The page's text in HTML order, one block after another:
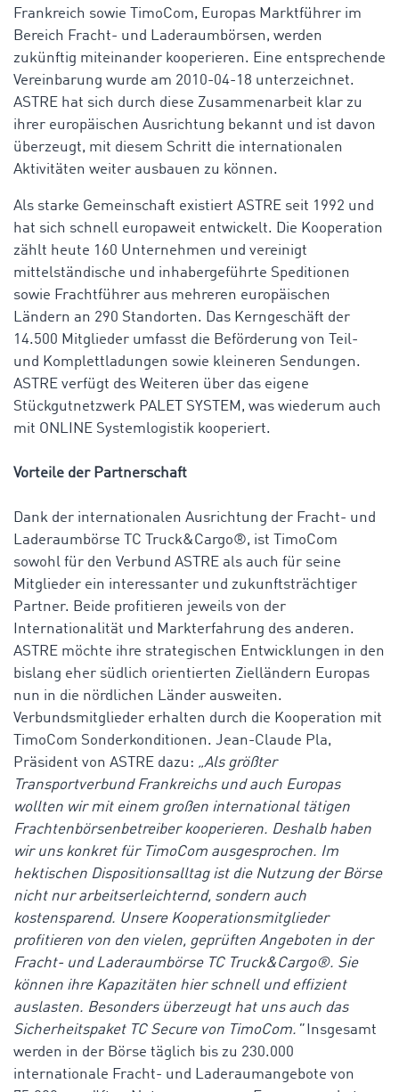
Frankreich sowie TimoCom, Europas Marktführer im
Bereich Fracht- und Laderaumbörsen, werden
zukünftig miteinander kooperieren. Eine entsprechende
Vereinbarung wurde am 2010-04-18 unterzeichnet.
ASTRE hat sich durch diese Zusammenarbeit klar zu
ihrer europäischen Ausrichtung bekannt und ist davon
überzeugt, mit diesem Schritt die internationalen
Aktivitäten weiter ausbauen zu können.
Als starke Gemeinschaft existiert ASTRE seit 1992 und
hat sich schnell europaweit entwickelt. Die Kooperation
zählt heute 160 Unternehmen und vereinigt
mittelständische und inhabergeführte Speditionen
sowie Frachtführer aus mehreren europäischen
Ländern an 290 Standorten. Das Kerngeschäft der
14.500 Mitglieder umfasst die Beförderung von Teil-
und Komplettladungen sowie kleineren Sendungen.
ASTRE verfügt des Weiteren über das eigene
Stückgutnetzwerk PALET SYSTEM, was wiederum auch
mit ONLINE Systemlogistik kooperiert.
Vorteile der Partnerschaft
Dank der internationalen Ausrichtung der Fracht- und
Laderaumbörse TC Truck&Cargo®, ist TimoCom
sowohl für den Verbund ASTRE als auch für seine
Mitglieder ein interessanter und zukunftsträchtiger
Partner. Beide profitieren jeweils von der
Internationalität und Markterfahrung des anderen.
ASTRE möchte ihre strategischen Entwicklungen in den
bislang eher südlich orientierten Zielländern Europas
nun in die nördlichen Länder ausweiten.
Verbundsmitglieder erhalten durch die Kooperation mit
TimoCom Sonderkonditionen. Jean-Claude Pla,
Präsident von ASTRE dazu: „Als größter
Transportverbund Frankreichs und auch Europas
wollten wir mit einem großen international tätigen
Frachtenbörsenbetreiber kooperieren. Deshalb haben
wir uns konkret für TimoCom ausgesprochen. Im
hektischen Dispositionsalltag ist die Nutzung der Börse
nicht nur arbeitserleichternd, sondern auch
kostensparend. Unsere Kooperationsmitglieder
profitieren von den vielen, geprüften Angeboten in der
Fracht- und Laderaumbörse TC Truck&Cargo®. Sie
können ihre Kapazitäten hier schnell und effizient
auslasten. Besonders überzeugt hat uns auch das
Sicherheitspaket TC Secure von TimoCom."Insgesamt
werden in der Börse täglich bis zu 230.000
internationale Fracht- und Laderaumangebote von